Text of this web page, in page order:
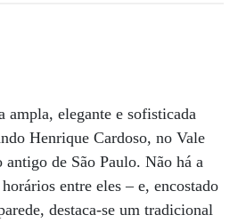
ampla, elegante e sofisticada
Henrique Cardoso, no Vale
antigo de São Paulo. Não há a
entre eles – e, encostado
destaca-se um tradicional